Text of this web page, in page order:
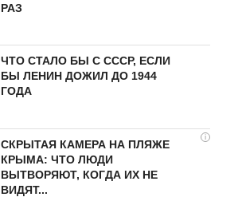
РАЗ
ЧТО СТАЛО БЫ С СССР, ЕСЛИ
БЫ ЛЕНИН ДОЖИЛ ДО 1944
ГОДА
i
СКРЫТАЯ КАМЕРА НА ПЛЯЖЕ
КРЫМА: ЧТО ЛЮДИ
ВЫТВОРЯЮТ, КОГДА ИХ НЕ
ВИДЯТ...